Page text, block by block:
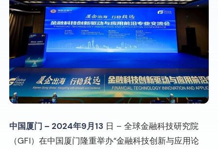
中国厦门 – 2024年9月13 日 – 全球金融科技研究院
（GFI）在中国厦门隆重举办“金融科技创新与应用论